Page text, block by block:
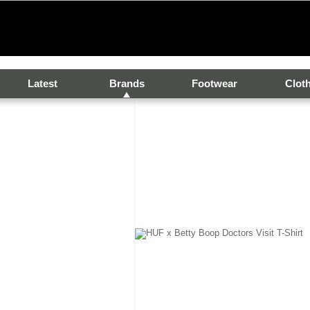
Latest Brands Footwear